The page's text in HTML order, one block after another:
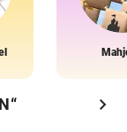
chevron_right